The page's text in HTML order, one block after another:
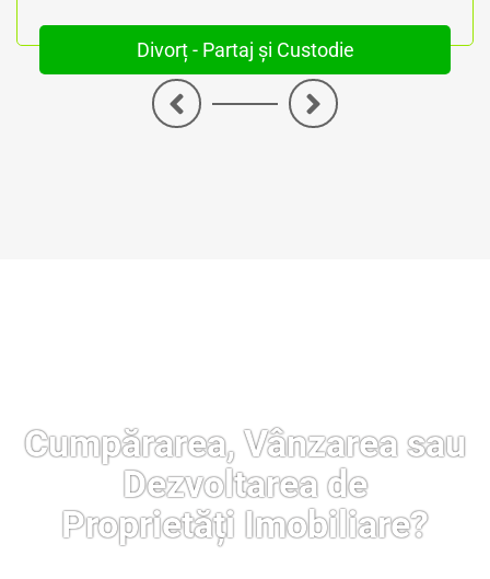
Divorț - Partaj și Custodie
<
Cumpărarea, Vânzarea sau
Dezvoltarea de
Proprietăți Imobiliare?